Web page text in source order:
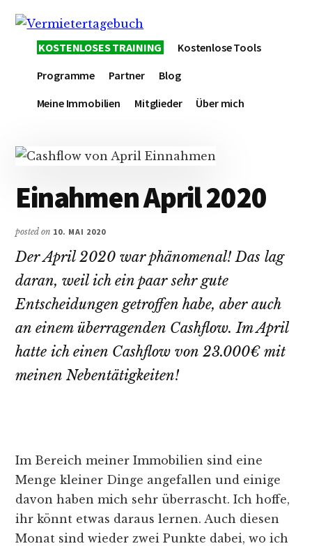
Hauptsidebar
springen
Additional
menuVermietertagebuch
KOSTENLOSES TRAINING
Kostenlose Tools
Programme
Partner
Blog
Meine Immobilien
Mitglieder Über mich
Einahmen April 2020
posted on 10. MAI 2020
Der April 2020 war phänomenal! Das lag
daran, weil ich ein paar sehr gute
Entscheidungen getroffen habe, aber auch
an einem überragenden Cashflow. Im April
hatte ich einen Cashflow von 23.000€ mit
meinen Nebentätigkeiten!
Im Bereich meiner Immobilien sind eine
Menge kleiner Dinge angefallen und einige
davon haben mich sehr überrascht. Ich hoffe,
ihr könnt etwas daraus lernen. Auch diesen
Monat sind wieder zwei Punkte dabei, wo ich